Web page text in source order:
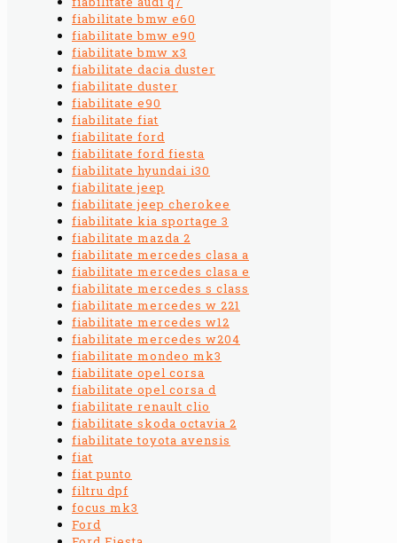
fiabilitate bmw e60
fiabilitate bmw e90
fiabilitate bmw x3
fiabilitate dacia duster
fiabilitate duster
fiabilitate e90
fiabilitate fiat
fiabilitate ford
fiabilitate ford fiesta
fiabilitate hyundai i30
fiabilitate jeep
fiabilitate jeep cherokee
fiabilitate kia sportage 3
fiabilitate mazda 2
fiabilitate mercedes clasa a
fiabilitate mercedes clasa e
fiabilitate mercedes s class
fiabilitate mercedes w 221
fiabilitate mercedes w12
fiabilitate mercedes w204
fiabilitate mondeo mk3
fiabilitate opel corsa
fiabilitate opel corsa d
fiabilitate renault clio
fiabilitate skoda octavia 2
fiabilitate toyota avensis
fiat
fiat punto
filtru dpf
focus mk3
Ford